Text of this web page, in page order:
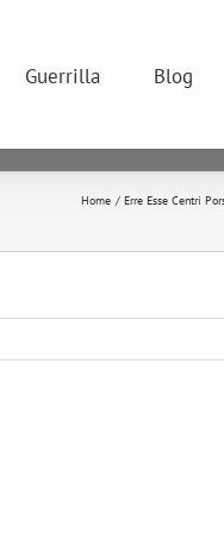
Guerrilla Blog
Home Erre Esse Centri